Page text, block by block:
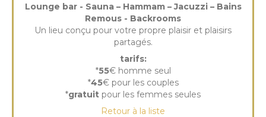
Lounge bar - Sauna – Hammam – Jacuzzi – Bains
Remous - Backrooms
Un lieu conçu pour votre propre plaisir et plaisirs
partagés.
tarifs:
*55€ homme seul
*45€ pour les couples
*gratuit pour les femmes seules
Retour à la liste